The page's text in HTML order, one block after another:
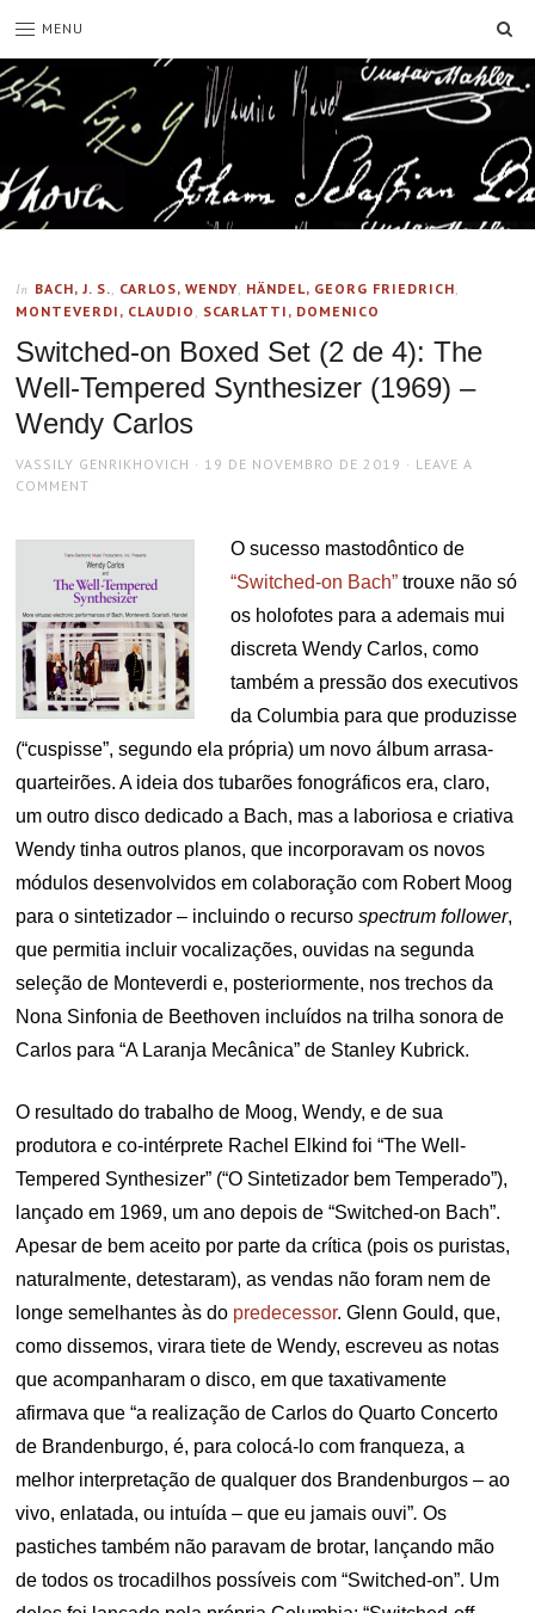
MENU
In BACH, J. S., CARLOS, WENDY, HÄNDEL, GEORG FRIEDRICH,
MONTEVERDI, CLAUDIO , SCARLATTI, DOMENICO
Switched-on Boxed Set (2 de 4): The
Well-Tempered Synthesizer (1969) –
Wendy Carlos
AUTHOR
VASSILY GENRIKHOVICH
POSTED
19 DE NOVEMBRO DE 2019
LEAVE A
COMMENT
O sucesso mastodôntico de
“Switched-on Bach” trouxe não só
os holofotes para a ademais mui
discreta Wendy Carlos, como
também a pressão dos executivos
da Columbia para que produzisse
(“cuspisse”, segundo ela própria) um novo álbum arrasa-
quarteirões. A ideia dos tubarões fonográficos era, claro,
um outro disco dedicado a Bach, mas a laboriosa e criativa
Wendy tinha outros planos, que incorporavam os novos
módulos desenvolvidos em colaboração com Robert Moog
para o sintetizador – incluindo o recursospectrum follower,
que permitia incluir vocalizações, ouvidas na segunda
seleção de Monteverdi e, posteriormente, nos trechos da
Nona Sinfonia de Beethoven incluídos na trilha sonora de
Carlos para “A Laranja Mecânica” de Stanley Kubrick.
O resultado do trabalho de Moog, Wendy, e de sua
produtora e co-intérprete Rachel Elkind foi “The Well-
Tempered Synthesizer” (“O Sintetizador bem Temperado”),
lançado em 1969, um ano depois de “Switched-on Bach”.
Apesar de bem aceito por parte da crítica (pois os puristas,
naturalmente, detestaram), as vendas não foram nem de
longe semelhantes às do predecessor. Glenn Gould, que,
como dissemos, virara tiete de Wendy, escreveu as notas
que acompanharam o disco, em que taxativamente
afirmava que “a realização de Carlos do Quarto Concerto
de Brandenburgo, é, para colocá-lo com franqueza, a
melhor interpretação de qualquer dos Brandenburgos – ao
vivo, enlatada, ou intuída – que eu jamais ouvi”.Os
pastiches também não paravam de brotar, lançando mão
de todos os trocadilhos possíveis com “Switched-on”. Um